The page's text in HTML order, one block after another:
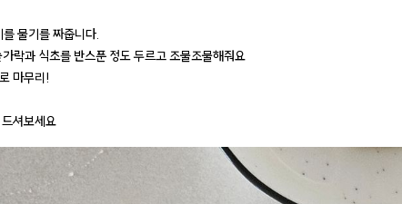
를 물기를 짜줍니다.
락과 식초를 반스푼 정도 두르고 조물조물해줘요
마무리!
셔보세요